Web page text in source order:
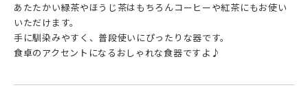
あたたかい緑茶やほうじ茶はもちろんコーヒーや紅茶にもお使い
いただけます。
手に馴染みやすく、普段使いにぴったりな器です。
食卓のアクセントになるおしゃれな食器ですよ♪